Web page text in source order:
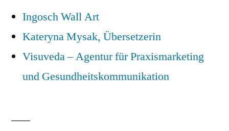
Ingosch Wall Art
Kateryna Mysak, Übersetzerin
Visuveda – Agentur für Praxismarketing
und Gesundheitskommunikation